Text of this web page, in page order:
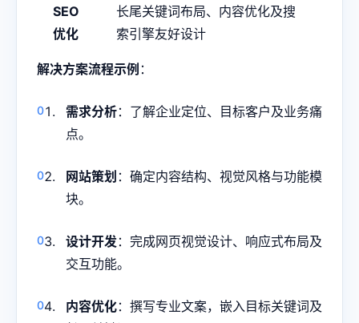
SEO
优化
长尾关键词布局、内容优化及搜
索引擎友好设计
解决方案流程示例 ：
需求分析：了解企业定位、目标客户及业务痛
点。
网站策划 ：确定内容结构、视觉风格与功能模
块。
设计开发：完成网页视觉设计、响应式布局及
交互功能。
内容优化：撰写专业文案，嵌入目标关键词及